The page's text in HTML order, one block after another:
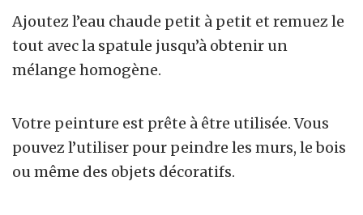
Ajoutez l’eau chaude petit à petit et remuez le
tout avec la spatule jusqu’à obtenir un
mélange homogène.
Votre peinture est prête à être utilisée. Vous
pouvez l’utiliser pour peindre les murs, le bois
ou même des objets décoratifs.